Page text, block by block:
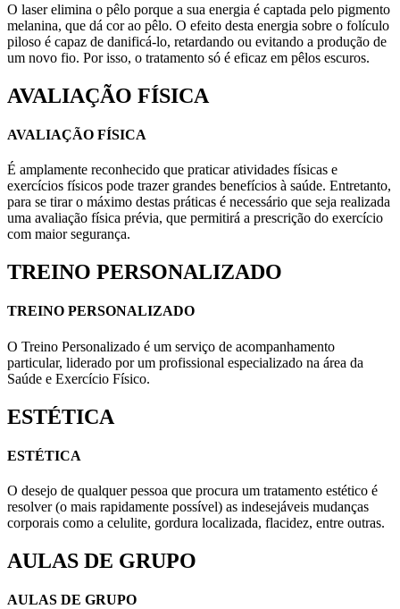
O laser elimina o pêlo porque a sua energia é captada pelo pigmento
melanina, que dá cor ao pêlo. O efeito desta energia sobre o folículo
piloso é capaz de danificá-lo, retardando ou evitando a produção de
um novo fio. Por isso, o tratamento só é eficaz em pêlos escuros.
AVALIAÇÃO FÍSICA
AVALIAÇÃO FÍSICA
É amplamente reconhecido que praticar atividades físicas e
exercícios físicos pode trazer grandes benefícios à saúde. Entretanto,
para se tirar o máximo destas práticas é necessário que seja realizada
uma avaliação física prévia, que permitirá a prescrição do exercício
com maior segurança.
TREINO PERSONALIZADO
TREINO PERSONALIZADO
O Treino Personalizado é um serviço de acompanhamento
particular, liderado por um profissional especializado na área da
Saúde e Exercício Físico.
ESTÉTICA
ESTÉTICA
O desejo de qualquer pessoa que procura um tratamento estético é
resolver (o mais rapidamente possível) as indesejáveis mudanças
corporais como a celulite, gordura localizada, flacidez, entre outras.
AULAS DE GRUPO
AULAS DE GRUPO